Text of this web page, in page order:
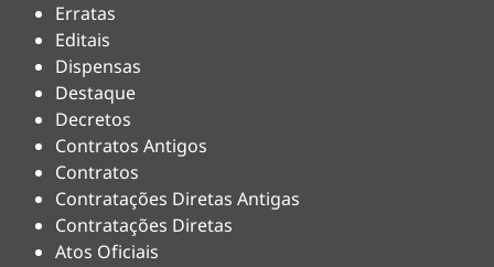
Erratas
Editais
Dispensas
Destaque
Decretos
Contratos Antigos
Contratos
Contratações Diretas Antigas
Contratações Diretas
Atos Oficiais